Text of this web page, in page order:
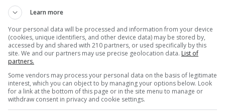
peut contribuer de manière significative selon ses
ainsi des interactions structurées et cohérentes, adaptées à
un climat d’échange respectueux, clair et accessible à
sessions de discussion, des présentations ou des échanges de
la coordination et permet une participation active, même à
particulièrement de cette approche, qui facilite le partage
et directe, la plateforme renforce la cohésion des groupes.
concrets au fonctionnement des communautés:
Learn more
Your personal data will be processed and information from your device
(cookies, unique identifiers, and other device data) may be stored by,
accessed by and shared with 210 partners, or used specifically by this
site. We and our partners may use precise geolocation data. List of
partners.
Some vendors may process your personal data on the basis of legitimate
interest, which you can object to by managing your options below. Look
for a link at the bottom of this page or in the site menu to manage or
withdraw consent in privacy and cookie settings.